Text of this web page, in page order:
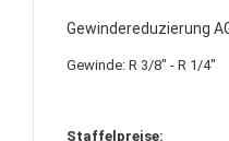
Gewindereduzierung
Gewinde: R 3/8" - R 1/4"
Staffelpreise: